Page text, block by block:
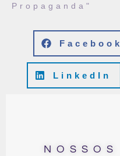
Propaganda"
Facebook
LinkedIn